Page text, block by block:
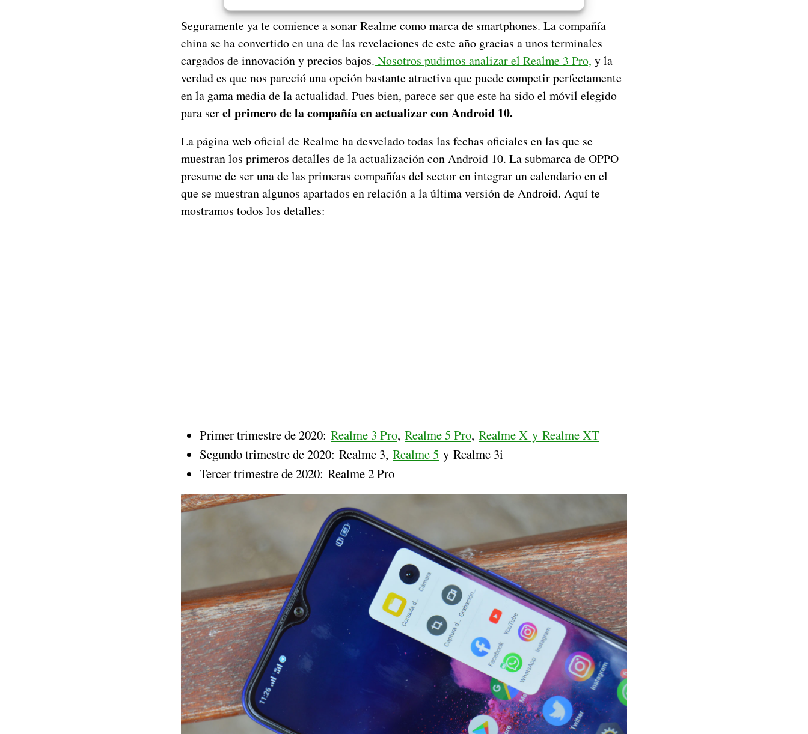
Seguramente ya te comience a sonar Realme como marca de smartphones. La compañía
china se ha convertido en una de las revelaciones de este año gracias a unos terminales
cargados de innovación y precios bajos. Nosotros pudimos analizar el Realme 3 Pro, y la
verdad es que nos pareció una opción bastante atractiva que puede competir perfectamente
en la gama media de la actualidad. Pues bien, parece ser que este ha sido el móvil elegido
para serel primero de la compañía en actualizar con Android 10.
La página web oficial de Realme ha desvelado todas las fechas oficiales en las que se
muestran los primeros detalles de la actualización con Android 10. La submarca de OPPO
presume de ser una de las primeras compañías del sector en integrar un calendario en el
que se muestran algunos apartados en relación a la última versión de Android. Aquí te
mostramos todos los detalles:
Primer trimestre de 2020: Realme 3 Pro, Realme 5 Pro, Realme X y Realme XT
Segundo trimestre de 2020: Realme 3, Realme 5 y Realme 3i
Tercer trimestre de 2020: Realme 2 Pro